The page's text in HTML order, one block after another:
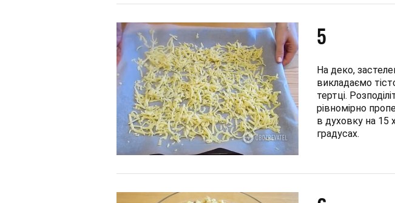
5
На деко,
викладаємо
тертці.
рівномірно
в духовку на 15
градусах.